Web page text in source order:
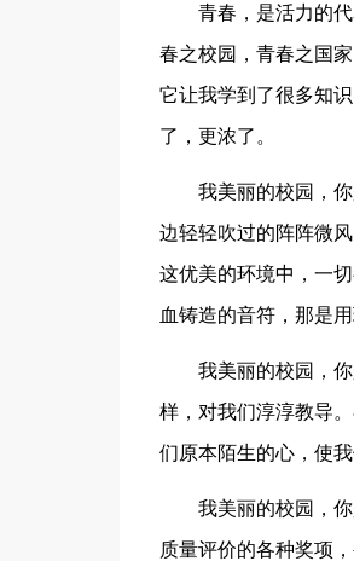
青春，是活力的
春之校园，青春之国
它让我学到了很多知
了，更浓了。
我美丽的校园，
边轻轻吹过的阵阵微
这优美的环境中，一
血铸造的音符，那是
我美丽的校园，
样，对我们淳淳教导
们原本陌生的心，使
我美丽的校园，
质量评价的各种奖项